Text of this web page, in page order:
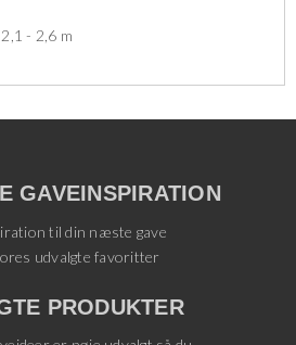
- 2,6 m
GAVEINSPIRATION
til din næste gave
udvalgte favoritter
PRODUKTER